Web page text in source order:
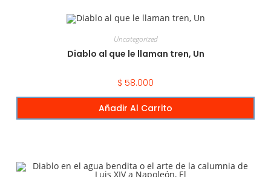
Uncategorized
Diablo al que le llaman tren, Un
$ 58.000
Añadir Al Carrito